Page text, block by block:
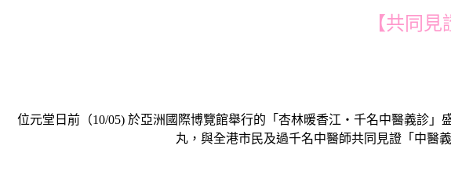
【共同
位元堂日前（10/05) 於亞洲國際博覽館舉行的「杏林暖香江・千名中醫義診
丸，與全港市民及過千名中醫師共同見證「中醫